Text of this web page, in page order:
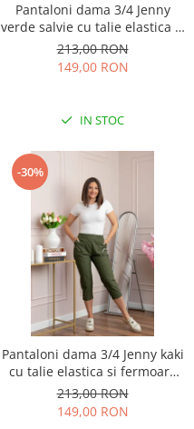
Pantaloni dama 3/4 Jenny
verde salvie cu talie elastica si
fermoare decorative
213,00 RON
149,00 RON
IN STOC
-30%
Pantaloni dama 3/4 Jenny kaki
cu talie elastica si fermoare
decorative
213,00 RON
149,00 RON